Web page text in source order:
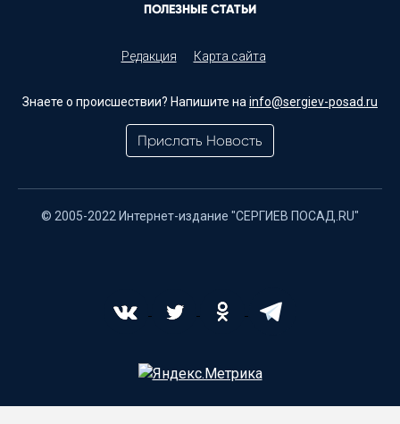
ПОЛЕЗНЫЕ СТАТЬИ
Редакция Карта сайта
Знаете о происшествии? Напишите на info@sergiev-posad.ru
Прислать Новость
© 2005-2022 Интернет-издание "СЕРГИЕВ ПОСАД.RU"